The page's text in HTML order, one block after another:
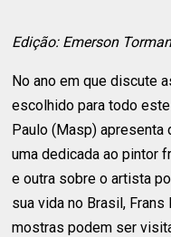
Edição: Emerson
No ano em que discute
escolhido para todo
Paulo (Masp)
uma dedicada ao pintor
e outra sobre o artista
sua vida no Brasil,
mostras podem ser